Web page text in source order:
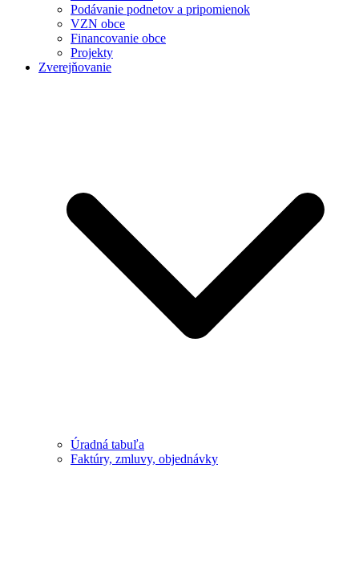
Podávanie podnetov a pripomienok
VZN obce
Financovanie obce
Projekty
Zverejňovanie
Úradná tabuľa
Faktúry, zmluvy, objednávky